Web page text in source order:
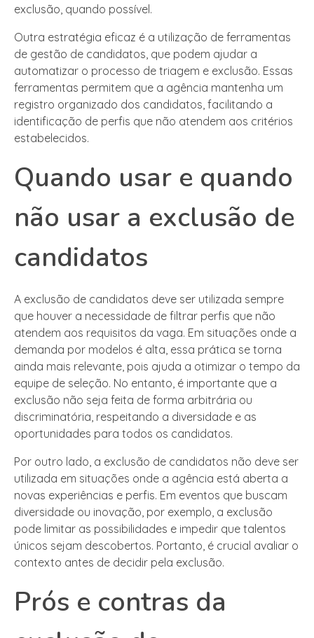
exclusão, quando possível.
Outra estratégia eficaz é a utilização de ferramentas
de gestão de candidatos, que podem ajudar a
automatizar o processo de triagem e exclusão. Essas
ferramentas permitem que a agência mantenha um
registro organizado dos candidatos, facilitando a
identificação de perfis que não atendem aos critérios
estabelecidos.
Quando usar e quando
não usar a exclusão de
candidatos
A exclusão de candidatos deve ser utilizada sempre
que houver a necessidade de filtrar perfis que não
atendem aos requisitos da vaga. Em situações onde a
demanda por modelos é alta, essa prática se torna
ainda mais relevante, pois ajuda a otimizar o tempo da
equipe de seleção. No entanto, é importante que a
exclusão não seja feita de forma arbitrária ou
discriminatória, respeitando a diversidade e as
oportunidades para todos os candidatos.
Por outro lado, a exclusão de candidatos não deve ser
utilizada em situações onde a agência está aberta a
novas experiências e perfis. Em eventos que buscam
diversidade ou inovação, por exemplo, a exclusão
pode limitar as possibilidades e impedir que talentos
únicos sejam descobertos. Portanto, é crucial avaliar o
contexto antes de decidir pela exclusão.
Prós e contras da